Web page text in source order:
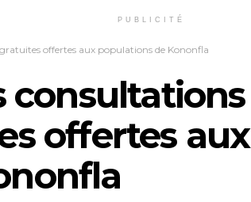
PUBLICITÉ
offertes aux populations de Kononfla
consultations
offertes aux